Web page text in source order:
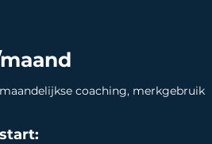
coaching, merkgebruik